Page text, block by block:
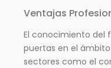
Ventajas
El conocimiento del
puertas en el
sectores como el